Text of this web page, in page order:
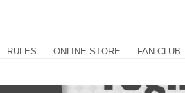
RULES ONLINE STORE FAN CLUB